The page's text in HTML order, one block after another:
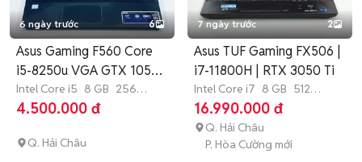
6 ngày trước 6
Asus Gaming F560 Core
i5-8250u VGA GTX 1050
4Gb
Intel Core i5 8 GB 256
GB
SSD
4.500.000 đ
Q. Hải Châu
7 ngày trước 2
Asus TUF Gaming FX506 |
i7-11800H | RTX 3050 Ti
Intel Core i7 8 GB 512
GB SSD
16.990.000 đ
Q. Hải Châu
P. Hòa Cường mới